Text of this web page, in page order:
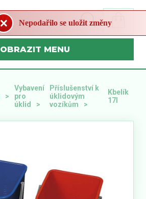
MENU
Vybavení
pro
úklid
Příslušenství k
úklidovým
vozíkům
Kbelík
17l
Nepodařilo se uložit změny